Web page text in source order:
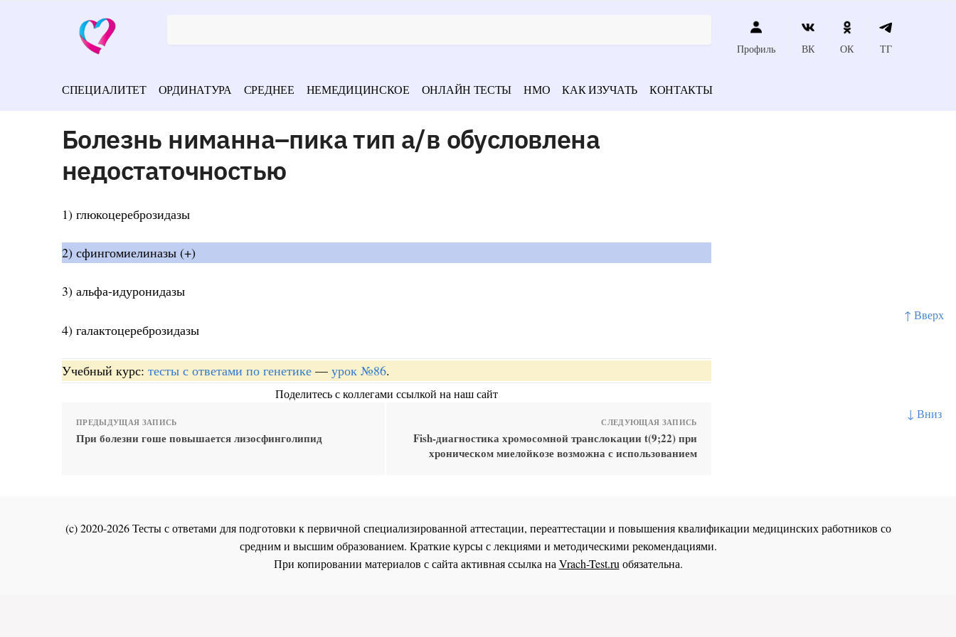
↑ Вверх
↓ Вниз
Профиль ВК ОК ТГ
СПЕЦИАЛИТЕТ ОРДИНАТУРА СРЕДНЕЕ НЕМЕДИЦИНСКОЕ ОНЛАЙН ТЕСТЫ НМО КАК ИЗУЧАТЬ КОНТАКТЫ
Болезнь ниманна–пика тип а/в обусловлена
недостаточностью
1) глюкоцереброзидазы
2) сфингомиелиназы (+)
3) альфа-идуронидазы
4) галактоцереброзидазы
Учебный курс: тесты с ответами по генетике — урок №86.
Поделитесь с коллегами ссылкой на наш сайт
ПРЕДЫДУЩАЯ ЗАПИСЬ
При болезни гоше повышается лизосфинголипид
СЛЕДУЮЩАЯ ЗАПИСЬ
Fish-диагностика хромосомной транслокации t(9;22) при
хроническом миелойкозе возможна с использованием
(c) 2020-2026 Тесты с ответами для подготовки к первичной специализированной аттестации, переаттестации и повышения квалификации медицинских работников со
средним и высшим образованием. Краткие курсы с лекциями и методическими рекомендациями.
При копировании материалов с сайта активная ссылка наVrach-Test.ruобязательна.